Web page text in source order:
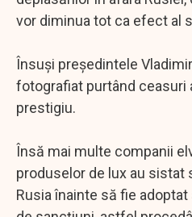
vor diminua tot ca efect al
Însuşi preşedintele
fotografiat purtând ceasuri
prestigiu.
Însă mai multe companii
produselor de lux au
Rusia înainte să fie